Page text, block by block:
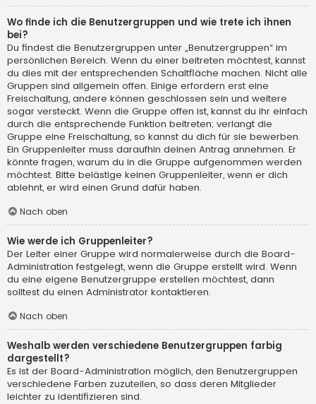
Wo finde ich die Benutzergruppen und wie trete ich ihnen
bei?
Du findest die Benutzergruppen unter „Benutzergruppen“ im
persönlichen Bereich. Wenn du einer beitreten möchtest, kannst
du dies mit der entsprechenden Schaltfläche machen. Nicht alle
Gruppen sind allgemein offen. Einige erfordern erst eine
Freischaltung, andere können geschlossen sein und weitere
sogar versteckt. Wenn die Gruppe offen ist, kannst du ihr einfach
durch die entsprechende Funktion beitreten; verlangt die
Gruppe eine Freischaltung, so kannst du dich für sie bewerben.
Ein Gruppenleiter muss daraufhin deinen Antrag annehmen. Er
könnte fragen, warum du in die Gruppe aufgenommen werden
möchtest. Bitte belästige keinen Gruppenleiter, wenn er dich
ablehnt, er wird einen Grund dafür haben.
Nach oben
Wie werde ich Gruppenleiter?
Der Leiter einer Gruppe wird normalerweise durch die Board-
Administration festgelegt, wenn die Gruppe erstellt wird. Wenn
du eine eigene Benutzergruppe erstellen möchtest, dann
solltest du einen Administrator kontaktieren.
Nach oben
Weshalb werden verschiedene Benutzergruppen farbig
dargestellt?
Es ist der Board-Administration möglich, den Benutzergruppen
verschiedene Farben zuzuteilen, so dass deren Mitglieder
leichter zu identifizieren sind.